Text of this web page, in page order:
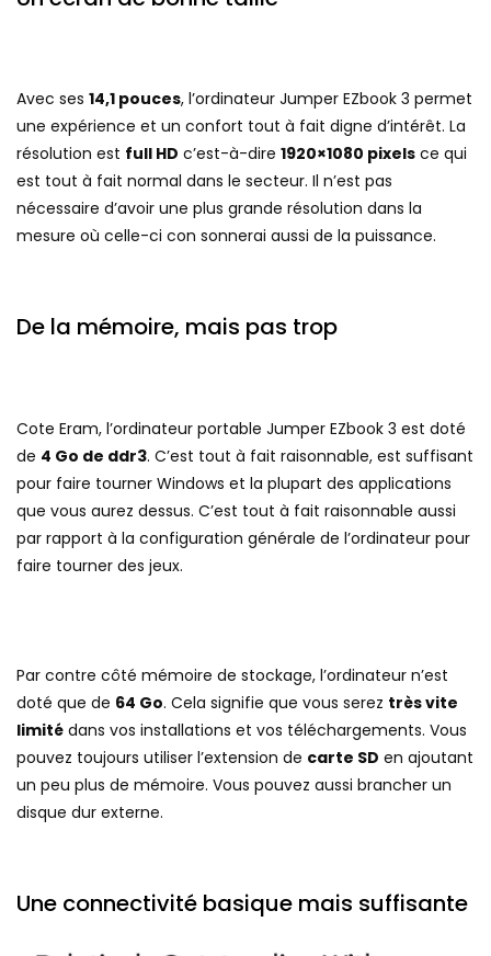
Avec ses 14,1 pouces, l’ordinateur Jumper EZbook 3 permet
une expérience et un confort tout à fait digne d’intérêt. La
résolution est full HD c’est-à-dire 1920×1080 pixels ce qui
est tout à fait normal dans le secteur. Il n’est pas
nécessaire d’avoir une plus grande résolution dans la
mesure où celle-ci con sonnerai aussi de la puissance.
De la mémoire, mais pas trop
Cote Eram, l’ordinateur portable Jumper EZbook 3 est doté
de 4 Go de ddr3. C’est tout à fait raisonnable, est suffisant
pour faire tourner Windows et la plupart des applications
que vous aurez dessus. C’est tout à fait raisonnable aussi
par rapport à la configuration générale de l’ordinateur pour
faire tourner des jeux.
Par contre côté mémoire de stockage, l’ordinateur n’est
doté que de 64 Go. Cela signifie que vous serez très vite
limité dans vos installations et vos téléchargements. Vous
pouvez toujours utiliser l’extension de carte SD en ajoutant
un peu plus de mémoire. Vous pouvez aussi brancher un
disque dur externe.
Une connectivité basique mais suffisante